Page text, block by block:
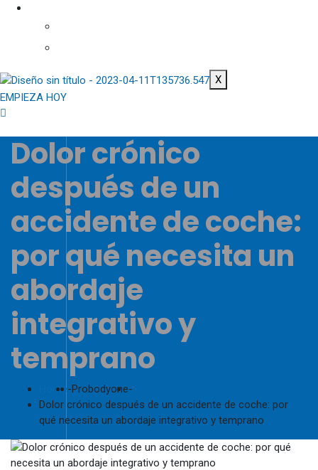
X
EMPIEZA HOY
Dolor crónico
después de un
accidente de coche:
por qué necesita un
abordaje
integrativo y
temprano
Home-Probodyone-
Dolor crónico después de un accidente de coche: por
qué necesita un abordaje integrativo y temprano